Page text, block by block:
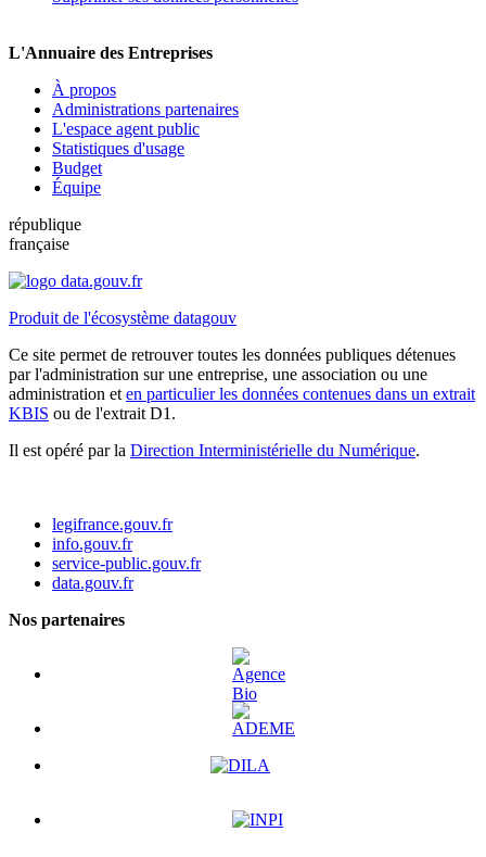
L'Annuaire des Entreprises
À propos
Administrations partenaires
L'espace agent public
Statistiques d'usage
Budget
Équipe
république
française
Produit de l'écosystème datagouv
Ce site permet de retrouver toutes les données publiques détenues
par l'administration sur une entreprise, une association ou une
administration et en particulier les données contenues dans un extrait
KBIS ou de l'extrait D1.
Il est opéré par la Direction Interministérielle du Numérique.
legifrance.gouv.fr
info.gouv.fr
service-public.gouv.fr
data.gouv.fr
Nos partenaires